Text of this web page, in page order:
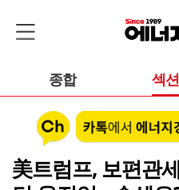
종합 섹
美트럼프, 보편관